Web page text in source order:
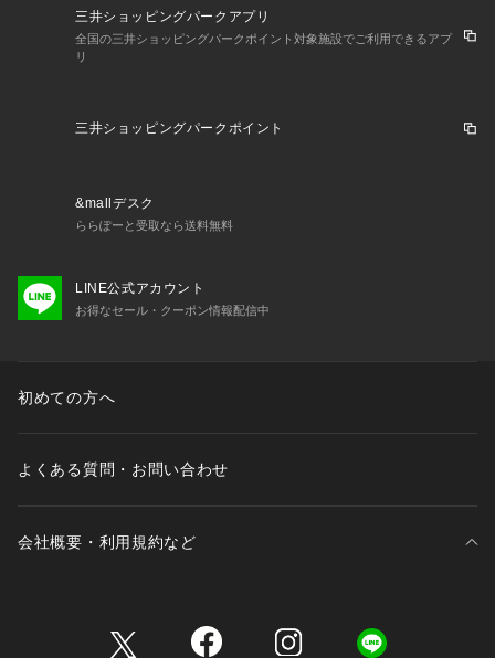
※画像の商品はサンプルとなります。
※実際の商品と色味、仕様、加工、サイズ、素材等が若干異な
三井ショッピングパークアプリ
全国の三井ショッピングパークポイント対象施設でご利用できるアプ
リ
三井ショッピングパークポイント
&mallデスク
ららぽーと受取なら送料無料
LINE公式アカウント
お得なセール・クーポン情報配信中
初めての方へ
よくある質問・お問い合わせ
会社概要・利用規約など